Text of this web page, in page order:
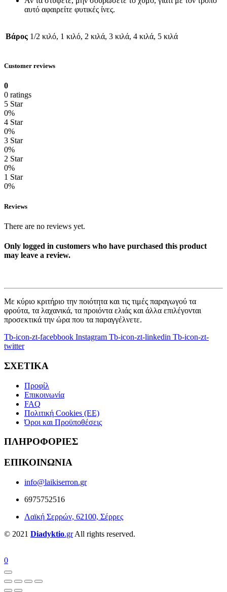
αυτό αφαιρείτε φυτικές ίνες.
Βάρος 1/2 κιλό, 1 κιλό, 2 κιλά, 3 κιλά, 4 κιλά, 5 κιλά
Customer reviews
0
0 ratings
5 Star
0%
4 Star
0%
3 Star
0%
2 Star
0%
1 Star
0%
Reviews
There are no reviews yet.
Only logged in customers who have purchased this product
may leave a review.
Με κύριο κριτήριο την ποιότητα και τις τιμές παραγωγού τα
φρούτα, τα λαχανικά, τα προιόντα ελιάς και άλλα επιλέγονται
προσεκτικά την ώρα που τα παραγγέλνετε.
Tb-icon-zt-facebbook Instagram Tb-icon-zt-linkedin Tb-icon-zt-
twitter
ΣΧΕΤΙΚΑ
Προφίλ
Επικοινωνία
FAQ
Πολιτική Cookies (ΕΕ)
Όροι και Προϋποθέσεις
ΠΛΗΡΟΦΟΡΙΕΣ
ΕΠΙΚΟΙΝΩΝΙΑ
info@laikiserron.gr
6975752516
Λαϊκή Σερρών, 62100, Σέρρες
© 2021 Diadyktio.grAll rights reserved.
0